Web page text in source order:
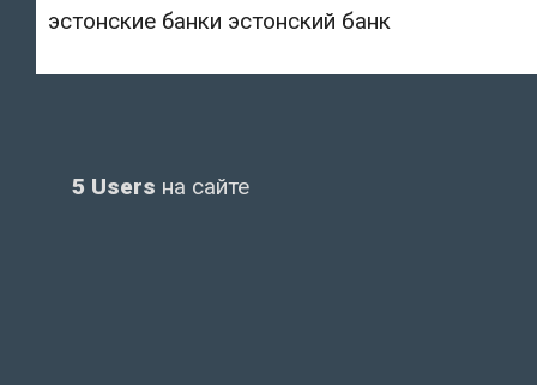
эстонские банки эстонский банк
5 Users на сайте